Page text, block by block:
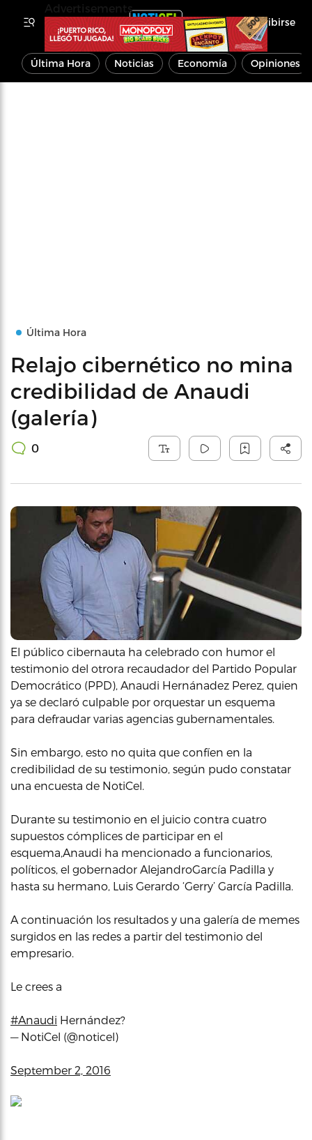
Inscribirse
Última Hora Noticias Economía Opiniones
Última Hora
Relajo cibernético no mina
credibilidad de Anaudi
(galería)
0
El público cibernauta ha celebrado con humor el
testimonio del otrora recaudador del Partido Popular
Democrático (PPD), Anaudi Hernánadez Perez, quien
ya se declaró culpable por orquestar un esquema
para defraudar varias agencias gubernamentales.
Sin embargo, esto no quita que confíen en la
credibilidad de su testimonio, según pudo constatar
una encuesta de NotiCel.
Durante su testimonio en el juicio contra cuatro
supuestos cómplices de participar en el
esquema,Anaudi ha mencionado a funcionarios,
políticos, el gobernador AlejandroGarcía Padilla y
hasta su hermano, Luis Gerardo ‘Gerry’ García Padilla.
A continuación los resultados y una galería de memes
surgidos en las redes a partir del testimonio del
empresario.
Le crees a
#Anaudi Hernández?
— NotiCel (@noticel)
September 2, 2016
Advertisements